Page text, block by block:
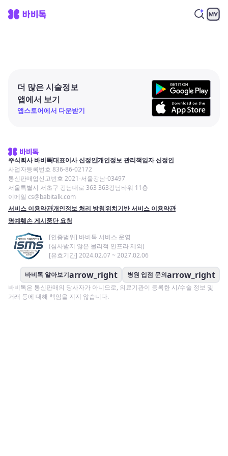
더 많은 시술정보
앱에서 보기
앱스토어에서 다운받기
주식회사 바비톡대표이사 신정인개인정보 관리책임자 신정인
사업자등록번호 836-86-02172
통신판매업신고번호 2021-서울강남-03497
서울특별시 서초구 강남대로 363 363강남타워 11층
이메일 cs@babitalk.com
서비스 이용약관개인정보 처리 방침위치기반 서비스 이용약관
명예훼손 게시중단 요청
[인증범위] 바비톡 서비스 운영
(심사받지 않은 물리적 인프라 제외)
[유효기간] 2024.02.07 ~ 2027.02.06
바비톡 알아보기arrow_right 병원 입점 문의arrow_right
바비톡은 통신판매의 당사자가 아니므로, 의료기관이 등록한 시/수술 정보 및
거래 등에 대해 책임을 지지 않습니다.